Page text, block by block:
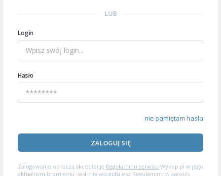
LUB
Login
Hasło
nie pamiętam hasła
ZALOGUJ SIĘ
Zalogowanie oznacza akceptację Regulaminu serwisu Wykop.pl w jego
aktualnym brzmieniu. Jeśli nie akceptujesz Regulaminu w całości,